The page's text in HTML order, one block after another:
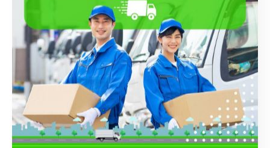
✨ そして大逆転！【これから応募する方へ超朗
報】🎯
私と課長の新車が奪われ、当社のストック車両は一瞬で
【ゼロ】に。😱
しかし、ここで「事業提携」の強みが発動します！
光和の和田会長の強力なバックアップにより、即座に
【新車5台】を発注することができました！！！🎉🚐✨